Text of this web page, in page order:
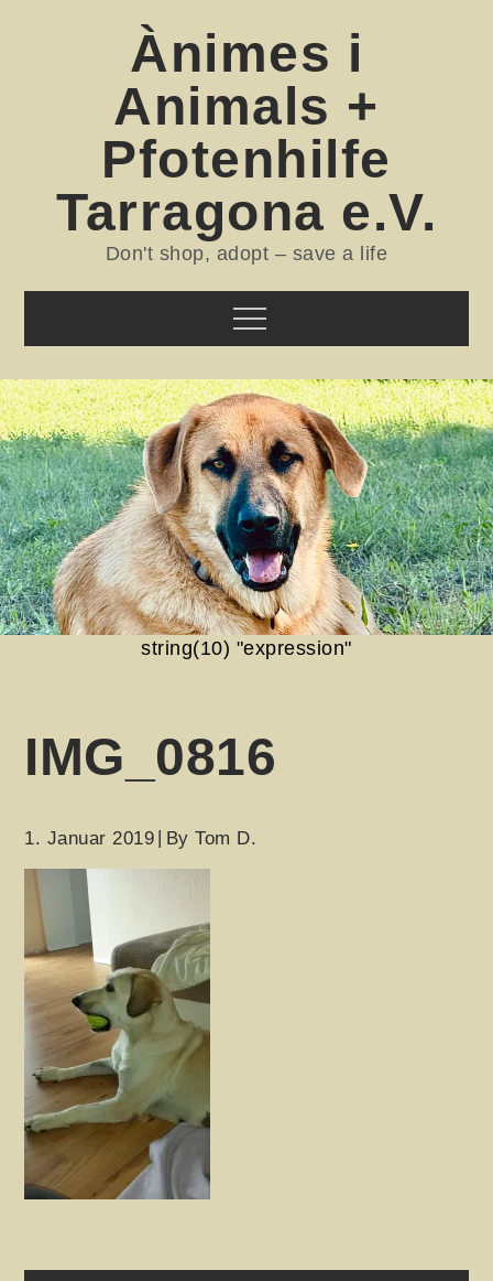
Ànimes i
Animals +
Pfotenhilfe
Tarragona e.V.
Don't shop, adopt – save a life
Menu
string(10) "expression"
IMG_0816
1. Januar 2019 ByTom D.